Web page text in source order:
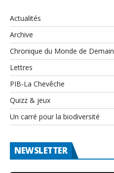
Actualités
Archive
Chronique du Monde de Demain
Lettres
PIB-La Chevêche
Quizz & jeux
Un carré pour la biodiversité
NEWSLETTER